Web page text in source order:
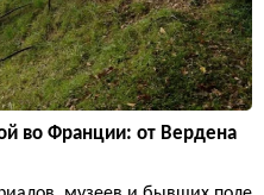
во Франции: от Вердена